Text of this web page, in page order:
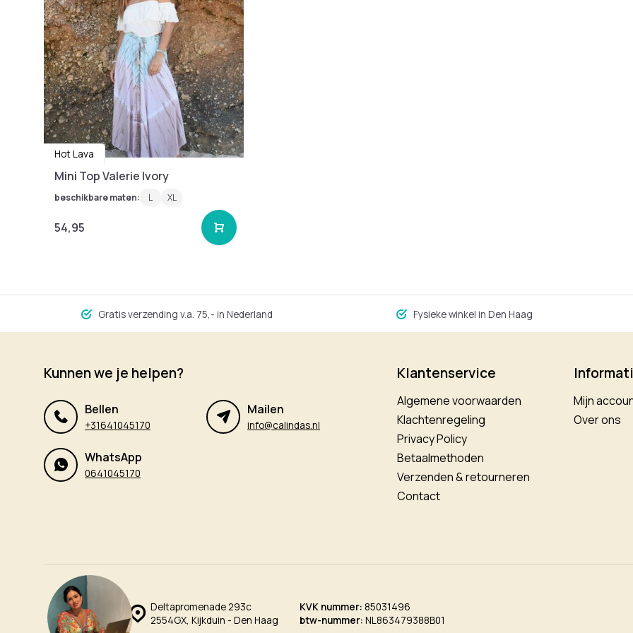
Hot Lava
Mini Top Valerie Ivory
beschikbare maten: L XL
54,95
Gratis verzending v.a. 75,- in Nederland Fysieke winkel in Den Haag
Kunnen we je helpen?
Bellen
+31641045170
Mailen
info@calindas.nl
WhatsApp
0641045170
Klantenservice
Algemene voorwaarden
Klachtenregeling
Privacy Policy
Betaalmethoden
Verzenden & retourneren
Contact
Mijn
Over ons
Deltapromenade 293c
2554GX, Kijkduin - Den Haag
KVK nummer: 85031496
btw-nummer: NL863479388B01